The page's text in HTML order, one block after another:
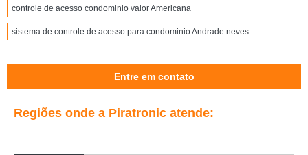
controle de acesso condominio valor Americana
sistema de controle de acesso para condominio Andrade neves
Entre em contato
Regiões onde a Piratronic atende: